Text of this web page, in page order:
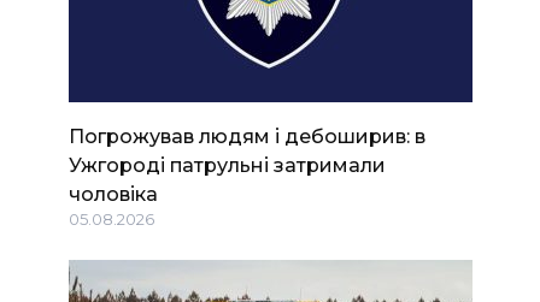
Погрожував людям і дебоширив: в
Ужгороді патрульні затримали
чоловіка
05.08.2026